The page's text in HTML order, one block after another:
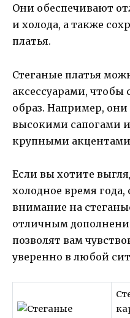
Они обеспечивают
и холода, а также
платья.
Стеганые платья
аксессуарами, чтобы
образ. Например, они
высокими сапогами и
крупными
Если вы хотите
холодное время года,
внимание на
отличным
позволят вам
уверенно в любой